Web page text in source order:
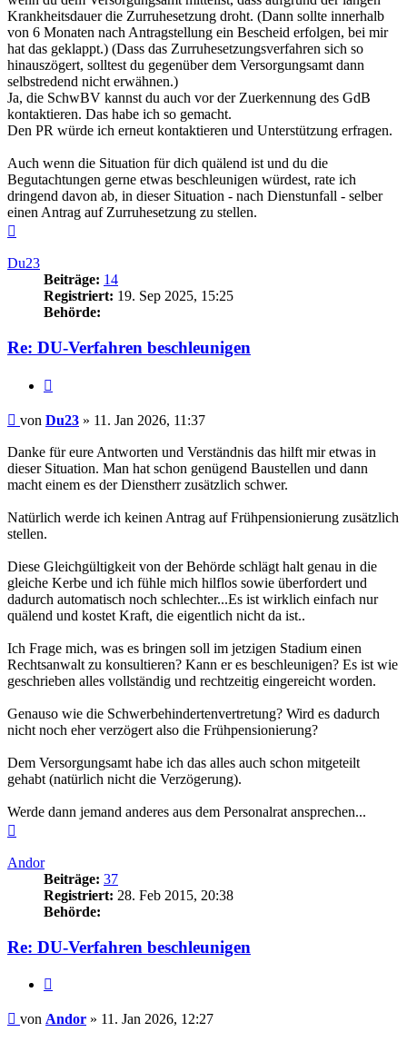
Krankheitsdauer die Zurruhesetzung droht. (Dann sollte innerhalb
von 6 Monaten nach Antragstellung ein Bescheid erfolgen, bei mir
hat das geklappt.) (Dass das Zurruhesetzungsverfahren sich so
hinauszögert, solltest du gegenüber dem Versorgungsamt dann
selbstredend nicht erwähnen.)
Ja, die SchwBV kannst du auch vor der Zuerkennung des GdB
kontaktieren. Das habe ich so gemacht.
Den PR würde ich erneut kontaktieren und Unterstützung erfragen.
Auch wenn die Situation für dich quälend ist und du die
Begutachtungen gerne etwas beschleunigen würdest, rate ich
dringend davon ab, in dieser Situation - nach Dienstunfall - selber
einen Antrag auf Zurruhesetzung zu stellen.
Du23
Beiträge: 14
Registriert: 19. Sep 2025, 15:25
Behörde:
Re: DU-Verfahren beschleunigen
Beitrag
von Du23 » 11. Jan 2026, 11:37
Danke für eure Antworten und Verständnis das hilft mir etwas in
dieser Situation. Man hat schon genügend Baustellen und dann
macht einem es der Dienstherr zusätzlich schwer.
Natürlich werde ich keinen Antrag auf Frühpensionierung zusätzlich
stellen.
Diese Gleichgültigkeit von der Behörde schlägt halt genau in die
gleiche Kerbe und ich fühle mich hilflos sowie überfordert und
dadurch automatisch noch schlechter...Es ist wirklich einfach nur
quälend und kostet Kraft, die eigentlich nicht da ist..
Ich Frage mich, was es bringen soll im jetzigen Stadium einen
Rechtsanwalt zu konsultieren? Kann er es beschleunigen? Es ist wie
geschrieben alles vollständig und rechtzeitig eingereicht worden.
Genauso wie die Schwerbehindertenvertretung? Wird es dadurch
nicht noch eher verzögert also die Frühpensionierung?
Dem Versorgungsamt habe ich das alles auch schon mitgeteilt
gehabt (natürlich nicht die Verzögerung).
Werde dann jemand anderes aus dem Personalrat ansprechen...
Andor
Beiträge: 37
Registriert: 28. Feb 2015, 20:38
Behörde:
Re: DU-Verfahren beschleunigen
Beitrag
von Andor » 11. Jan 2026, 12:27